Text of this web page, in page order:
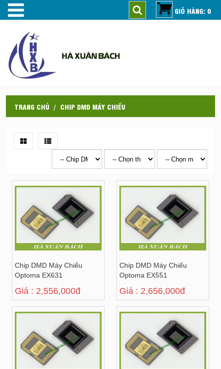
HÀ XUÂN BÁCH
TRANG CHỦ CHIP DMD MÁY CHIẾU
Chip DMD Máy Chiếu
Optoma EX631
Giá : 2,556,000đ
Chip DMD Máy Chiếu
Optoma EX551
Giá : 2,656,000đ
GIỎ HÀNG: 0